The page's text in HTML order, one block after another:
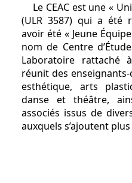
Le CEAC est une «
(ULR 3587) qui a été
avoir été « Jeune
nom de Centre
Laboratoire rattaché
réunit des
esthétique, arts
danse et théâtre,
associés issus de
auxquels s’ajoutent